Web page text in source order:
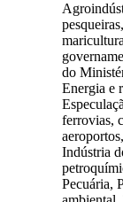
maricultura
do
Energia e
ferrovias,
aeroportos,
Indústria
Pecuária,